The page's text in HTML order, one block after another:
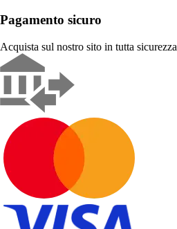
Pagamento sicuro
Acquista sul nostro sito in tutta sicurezza